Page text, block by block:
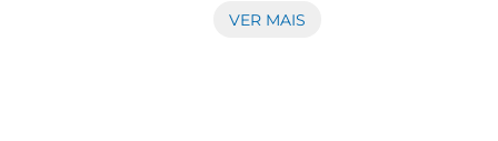
geladas até inovadoras combinações em bolos e
VER MAIS